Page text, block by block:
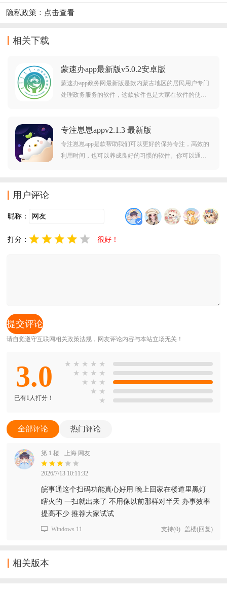
隐私政策： 点击查看
相关下载
蒙速办app最新版v5.0.2安卓版
蒙速办app政务网最新版是款内蒙古地区的居民用户专门
处理政务服务的软件，这款软件也是大家在软件的使用
用，对应需要处理的内容，根据对应的流程，能够简化
地就
专注崽崽appv2.1.3 最新版
专注崽崽app是款帮助我们可以更好的保持专注，高效的
利用时间，也可以养成良好的习惯的软件。你可以通过
用户评论
昵称：
打分： 很好！
请自觉遵守互联网相关政策法规，网友评论内容与本站立场无关！
3.0
已有1人打分！
★ ★ ★ ★ ★
★ ★ ★ ★
★ ★ ★
★ ★
★
全部评论 热门评论
第 1 楼 上海 网友
2026/7/13 10:11:32
皖事通这个扫码功能真心好用 晚上回家在楼道里黑灯
瞎火的 一扫就出来了 不用像以前那样对半天 办事效率
提高不少 推荐大家试试
Windows 11 支持(0) 盖楼(回复)
相关版本